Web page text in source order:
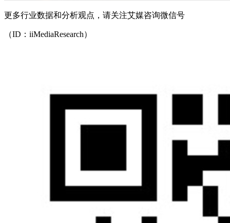
更多行业数据和分析观点，请关注艾媒咨询微信号
（ID：iiMediaResearch）